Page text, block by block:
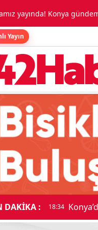
yayında! Konya
Yayın
DAKIKA : 18:34